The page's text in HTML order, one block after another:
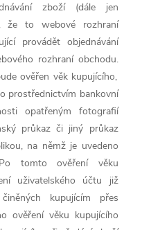
zboží (dále jen
že to webové rozhraní
provádět objednávání
rozhraní obchodu.
ověřen věk kupujícího,
prostřednictvím bankovní
opatřeným fotografií
průkaz či jiný průkaz
na němž je uvedeno
Po tomto ověření věku
uživatelského účtu již
kupujícím přes
ověření věku kupujícího